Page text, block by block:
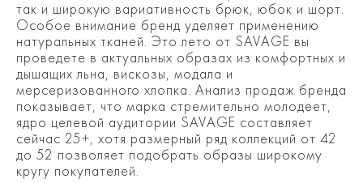
так и широкую вариативность брюк, юбок и шорт.
Особое внимание бренд уделяет применению
натуральных тканей. Это лето от SAVAGE вы
проведете в актуальных образах из комфортных и
дышащих льна, вискозы, модала и
мерсеризованного хлопка. Анализ продаж бренда
показывает, что марка стремительно молодеет,
ядро целевой аудитории SAVAGE составляет
сейчас 25+, хотя размерный ряд коллекций от 42
до 52 позволяет подобрать образы широкому
кругу покупателей.